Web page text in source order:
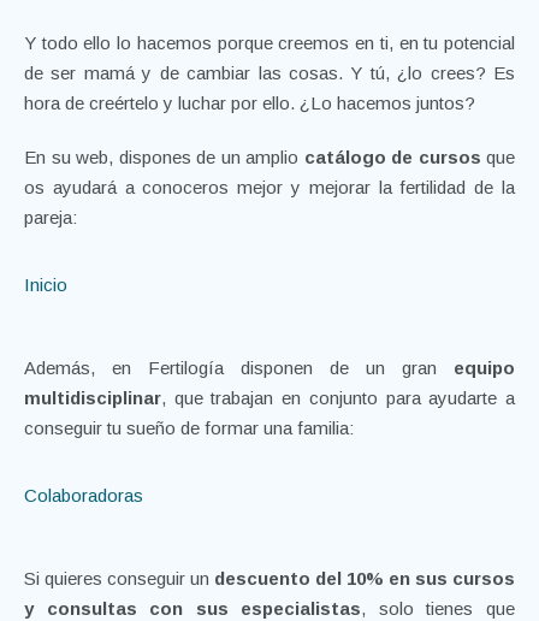
Y todo ello lo hacemos porque creemos en ti, en tu potencial
de ser mamá y de cambiar las cosas. Y tú, ¿lo crees? Es
hora de creértelo y luchar por ello. ¿Lo hacemos juntos?
En su web, dispones de un amplio catálogo de cursos que
os ayudará a conoceros mejor y mejorar la fertilidad de la
pareja:
Inicio
Además, en Fertilogía disponen de un gran equipo
multidisciplinar, que trabajan en conjunto para ayudarte a
conseguir tu sueño de formar una familia:
Colaboradoras
Si quieres conseguir un descuento del 10% en sus cursos
y consultas con sus especialistas, solo tienes que